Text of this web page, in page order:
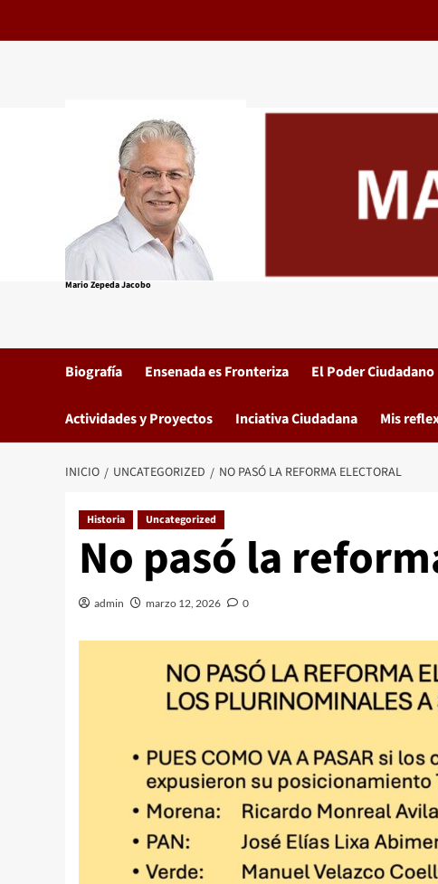
Mario Zepeda Jacobo
Biografía Ensenada es Fronteriza El Poder Ciudadano
Actividades y Proyectos Inciativa Ciudadana Mis
INICIO UNCATEGORIZED NO PASÓ LA REFORMA ELECTORAL
Historia Uncategorized
No pasó la
admin marzo 12, 2026 0